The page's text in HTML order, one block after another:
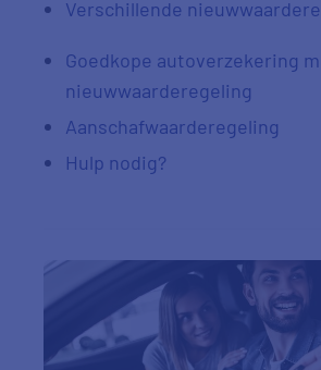
Verschillende
Goedkope autoverzekering
nieuwwaarderegeling
Aanschafwaarderegeling
Hulp nodig?